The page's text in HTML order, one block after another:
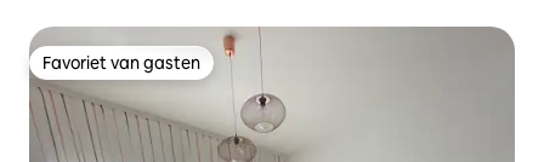
Favoriet van gasten
Favoriet van gasten